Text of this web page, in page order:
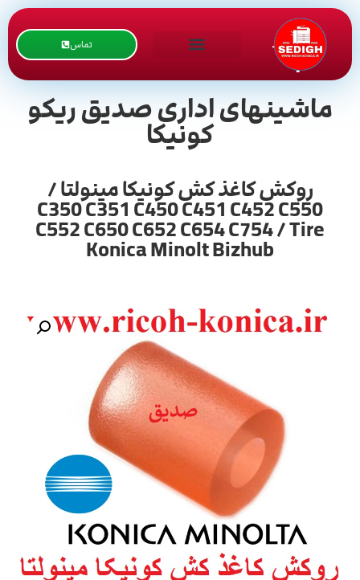
تماس
ماشینهای اداری صدیق ریکو
کونیکا
روکش کاغذ کش کونیکا مینولتا /
C350 C351 C450 C451 C452 C550
C552 C650 C652 C654 C754 / Tire
Konica Minolt Bizhub